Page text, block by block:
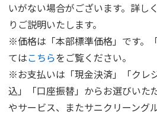
いがない場合がございます。詳し
りご説明いたします。
※価格は「本部標準価格」です。
てはこちらをご覧ください。
※お支払いは「現金決済」「クレ
込」「口座振替」からお選びいた
やサービス、またサニクリーング